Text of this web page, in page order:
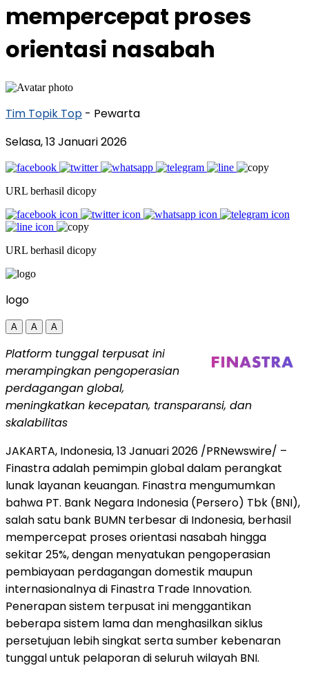
mempercepat proses
orientasi nasabah
Tim Topik Top - Pewarta
Selasa, 13 Januari 2026
URL berhasil dicopy
URL berhasil dicopy
logo
A A A
Platform tunggal terpusat ini
merampingkan pengoperasian
perdagangan global,
meningkatkan kecepatan, transparansi, dan
skalabilitas
JAKARTA, Indonesia,13 Januari 2026 /PRNewswire/ –
Finastra adalah pemimpin global dalam perangkat
lunak layanan keuangan. Finastra mengumumkan
bahwa PT. Bank Negara Indonesia (Persero) Tbk (BNI),
salah satu bank BUMN terbesar di Indonesia, berhasil
mempercepat proses orientasi nasabah hingga
sekitar 25%, dengan menyatukan pengoperasian
pembiayaan perdagangan domestik maupun
internasionalnya di Finastra Trade Innovation.
Penerapan sistem terpusat ini menggantikan
beberapa sistem lama dan menghasilkan siklus
persetujuan lebih singkat serta sumber kebenaran
tunggal untuk pelaporan di seluruh wilayah BNI.